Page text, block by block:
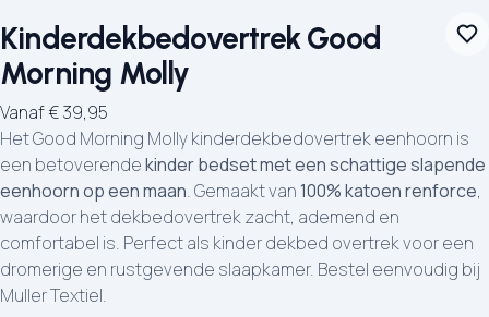
Kinderdekbedovertrek Good
Morning Molly
Vanaf€39,95
Het Good Morning Molly kinderdekbedovertrek eenhoorn is
een betoverendekinder bedset met een schattige slapende
eenhoorn op een maan. Gemaakt van100% katoen renforce,
waardoor het dekbedovertrek zacht, ademend en
comfortabel is. Perfect als kinder dekbed overtrek voor een
dromerige en rustgevende slaapkamer. Bestel eenvoudig bij
Muller Textiel.